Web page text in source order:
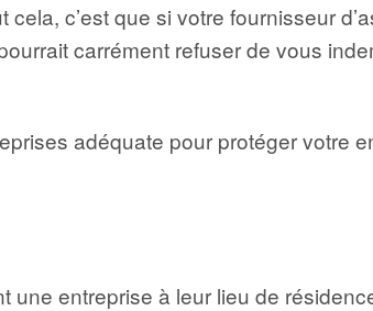
c’est que si votre fournisseur
carrément refuser de vous
adéquate pour protéger votre
une entreprise à leur lieu de